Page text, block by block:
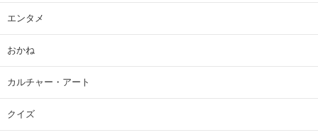
エンタメ
おかね
カルチャー・アート
クイズ